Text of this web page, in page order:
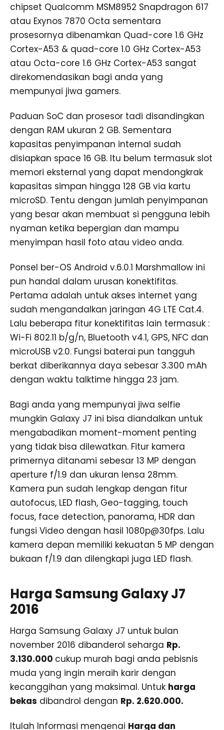
chipset Qualcomm MSM8952 Snapdragon 617
atau Exynos 7870 Octa sementara
prosesornya dibenamkan Quad-core 1.6 GHz
Cortex-A53 & quad-core 1.0 GHz Cortex-A53
atau Octa-core 1.6 GHz Cortex-A53 sangat
direkomendasikan bagi anda yang
mempunyai jiwa gamers.
Paduan SoC dan prosesor tadi disandingkan
dengan RAM ukuran 2 GB. Sementara
kapasitas penyimpanan internal sudah
disiapkan space 16 GB. Itu belum termasuk slot
memori eksternal yang dapat mendongkrak
kapasitas simpan hingga 128 GB via kartu
microSD. Tentu dengan jumlah penyimpanan
yang besar akan membuat si pengguna lebih
nyaman ketika bepergian dan mampu
menyimpan hasil foto atau video anda.
Ponsel ber-OS Android v.6.0.1 Marshmallow ini
pun handal dalam urusan konektifitas.
Pertama adalah untuk akses internet yang
sudah mengandalkan jaringan 4G LTE Cat.4.
Lalu beberapa fitur konektifitas lain termasuk :
Wi-Fi 802.11 b/g/n, Bluetooth v4.1, GPS, NFC dan
microUSB v2.0. Fungsi baterai pun tangguh
berkat diberikannya daya sebesar 3.300 mAh
dengan waktu talktime hingga 23 jam.
Bagi anda yang mempunyai jiwa selfie
mungkin Galaxy J7 ini bisa diandalkan untuk
mengabadikan moment-moment penting
yang tidak bisa dilewatkan. Fitur kamera
primernya ditanami sebesar 13 MP dengan
aperture f/1.9 dan ukuran lensa 28mm.
Kamera pun sudah lengkap dengan fitur
autofocus, LED flash, Geo-tagging, touch
focus, face detection, panorama, HDR dan
fungsi Video dengan hasil 1080p@30fps. Lalu
kamera depan memiliki kekuatan 5 MP dengan
bukaan f/1.9 dan dilengkapi juga LED flash.
Harga Samsung Galaxy J7
2016
Harga Samsung Galaxy J7 untuk bulan
november 2016 dibanderol seharga Rp.
3.130.000 cukup murah bagi anda pebisnis
muda yang ingin meraih karir dengan
kecanggihan yang maksimal. Untuk harga
bekas dibandrol dengan Rp. 2.620.000.
Itulah Informasi mengenai Harga dan